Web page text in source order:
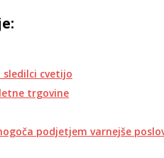
cvetijo
trgovine
podjetjem varnejše